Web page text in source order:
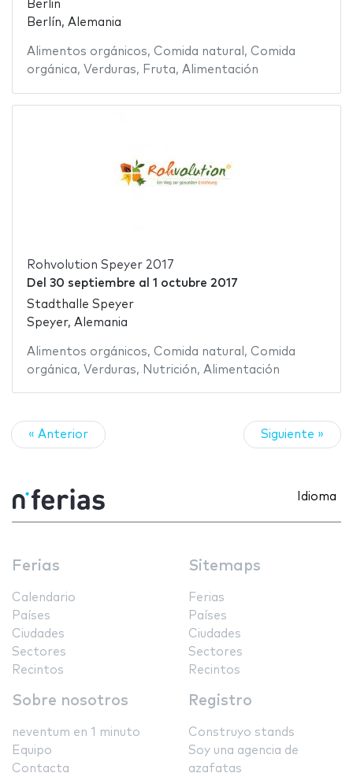
Berlin
Berlín, Alemania
Alimentos orgánicos, Comida natural , Comida
orgánica, Verduras, Fruta, Alimentación
Rohvolution Speyer 2017
Del 30 septiembre al 1 octubre 2017
Stadthalle Speyer
Speyer, Alemania
Alimentos orgánicos, Comida natural , Comida
orgánica, Verduras, Nutrición, Alimentación
« Anterior Siguiente »
Idioma
Ferias
Calendario
Países
Ciudades
Sectores
Recintos
Sitemaps
Ferias
Países
Ciudades
Sectores
Recintos
Sobre nosotros
neventum en 1 minuto
Equipo
Contacta
Registro
Construyo stands
Soy una agencia de
azafatas